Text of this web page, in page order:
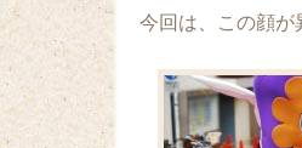
今回は、この顔が